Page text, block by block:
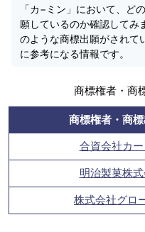
「カ−ミン」において、ど
願しているのか確認してみ
のような商標出願がされて
に参考になる情報です。
商標権者・商
商標権者・商
合資会社カ
明治製菓株
株式会社グロ